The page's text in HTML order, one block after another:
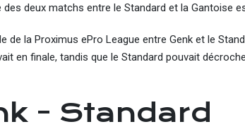
deux matchs entre le Standard et la Gantoise
de la Proximus ePro League entre Genk et le
en finale, tandis que le Standard pouvait
- Standard